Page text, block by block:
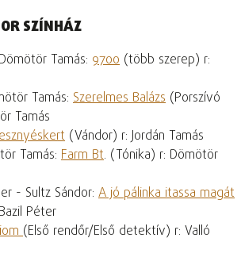
SZÍNHÁZ
Tamás: 9700 (több szerep) r:
Tamás: Szerelmes Balázs (Porszívó
Tamás
(Vándor) r: Jordán Tamás
Tamás: Farm Bt. (Tónika) r: Dömötör
- Sultz Sándor: A jó pálinka itassa magát
Péter
(Első rendőr/Első detektív) r: Valló